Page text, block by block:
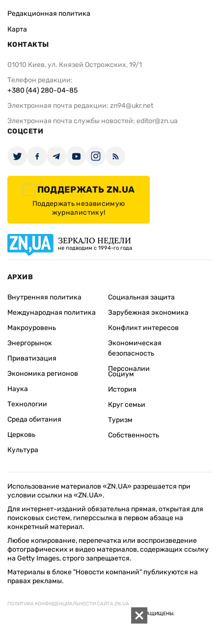
Редакционная политика
Карта
КОНТАКТЫ
01010 Киев, ул. Князей Острожских, 19/1
Телефон редакции:
+380 (44) 280-04-85
Электронная почта редакции: zn94@ukr.net
Электронная почта службы новостей: editor@zn.ua
СОЦСЕТИ
ПОДДЕРЖАТЬ ZN.UA
Поддержать независимую
журналистику!
ЗЕРКАЛО НЕДЕЛИ
не подводим с 1994-го года
АРХИВ
Внутренняя политика
Международная политика
Макроуровень
Энергорынок
Приватизация
Экономика регионов
Социальная защита
Зарубежная экономика
Конфликт интересов
Экономическая
безопасность
Персоналии
Наука
Технологии
Среда обитания
Церковь
Культура
Социум
История
Круг семьи
Туризм
Собственность
Использование материалов «ZN.UA» разрешается при
условии ссылки на «ZN.UA».
Для интернет-изданий обязательна прямая, открытая для
поисковых систем, гиперссылка в первом абзаце на
конкретный материал.
Любое копирование, перепечатка или воспроизведение
фотографических и видео материалов, содержащих ссылку
на Getty Images, строго запрещается.
Материалы в блоке "Новости компаний" публикуются на
правах рекламы.
ПОЛИТИКА КОНФИДЕНЦИАЛЬНОСТИ САЙТА ZN.UA
© 1994–2026 «ЗЕРКАЛО НЕДЕЛИ. УКРАИНА». ВСЕ ПРАВА ЗАЩИЩЕНЫ.